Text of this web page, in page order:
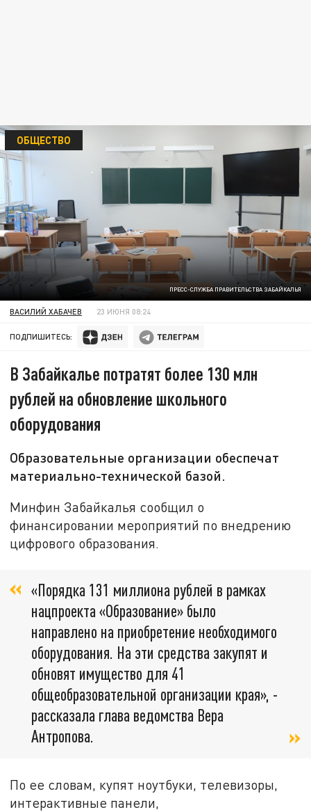
ПРЕСС-СЛУЖБА ПРАВИТЕЛЬСТВА ЗАБАЙКАЛЬЯ
ОБЩЕСТВО
ВАСИЛИЙ ХАБАЧЕВ 23 ИЮНЯ 08:24
ПОДПИШИТЕСЬ:
В Забайкалье потратят более 130 млн
рублей на обновление школьного
оборудования
Образовательные организации обеспечат
материально-технической базой.
Минфин Забайкалья сообщил о
финансировании мероприятий по внедрению
цифрового образования.
«Порядка 131 миллиона рублей в рамках
нацпроекта «Образование» было
направлено на приобретение необходимого
оборудования. На эти средства закупят и
обновят имущество для 41
общеобразовательной организации края», -
рассказала глава ведомства Вера
Антропова.
По ее словам, купят ноутбуки, телевизоры,
интерактивные панели,